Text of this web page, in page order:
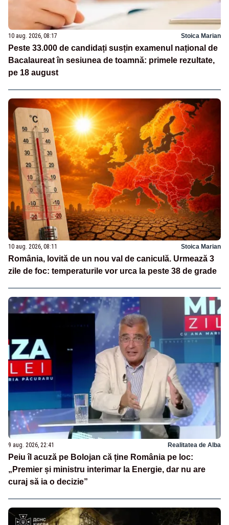
10 aug. 2026, 08:17 Stoica Marian
Peste 33.000 de candidați susțin examenul național de
Bacalaureat în sesiunea de toamnă: primele rezultate,
pe 18 august
10 aug. 2026, 08:11 Stoica Marian
România, lovită de un nou val de caniculă. Urmează 3
zile de foc: temperaturile vor urca la peste 38 de grade
9 aug. 2026, 22:41 Realitatea de Alba
Peiu îl acuză pe Bolojan că ține România pe loc:
„Premier și ministru interimar la Energie, dar nu are
curaj să ia o decizie”